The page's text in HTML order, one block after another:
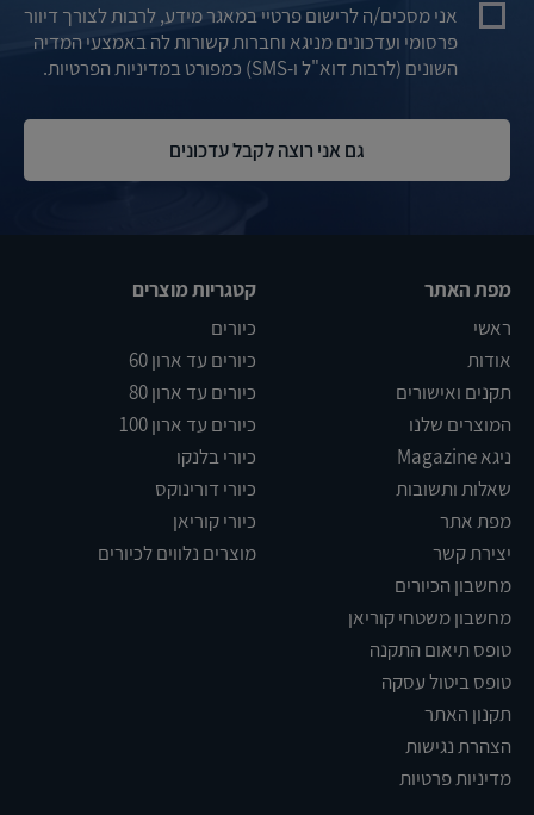
אני מסכים/ה לרישום פרטיי במאגר מידע, לרבות לצורך דיוור
פרסומי ועדכונים מניגא וחברות קשורות לה באמצעי המדיה
השונים (לרבות דוא"ל ו-SMS) כמפורט במדיניות הפרטיות.
מפת האתר
ראשי
אודות
תקנים ואישורים
המוצרים שלנו
ניגא Magazine
שאלות ותשובות
מפת אתר
יצירת קשר
מחשבון הכיורים
מחשבון משטחי קוריאן
טופס תיאום התקנה
טופס ביטול עסקה
תקנון האתר
הצהרת נגישות
מדיניות פרטיות
קטגריות מוצרים
כיורים
כיורים עד ארון 60
כיורים עד ארון 80
כיורים עד ארון 100
כיורי בלנקו
כיורי דורינוקס
כיורי קוריאן
מוצרים נלווים לכיורים